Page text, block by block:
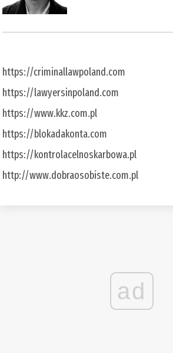
https://criminallawpoland.com
https://lawyersinpoland.com
https://www.kkz.com.pl
https://blokadakonta.com
https://kontrolacelnoskarbowa.pl
http://www.dobraosobiste.com.pl
ad